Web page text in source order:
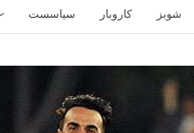
سیاسست کاروبار شوبز